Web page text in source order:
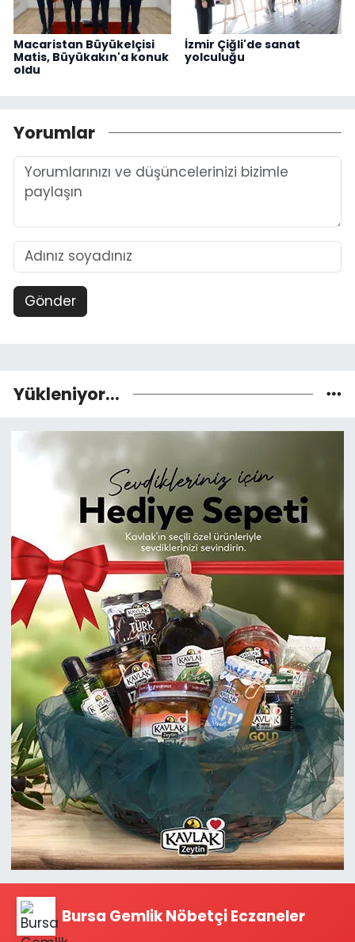
Macaristan Büyükelçisi
Matis, Büyükakın'a konuk
oldu
İzmir Çiğli'de sanat
yolculuğu
Yorumlar
Gönder
Yükleniyor...
Bursa Gemlik Nöbetçi Eczaneler